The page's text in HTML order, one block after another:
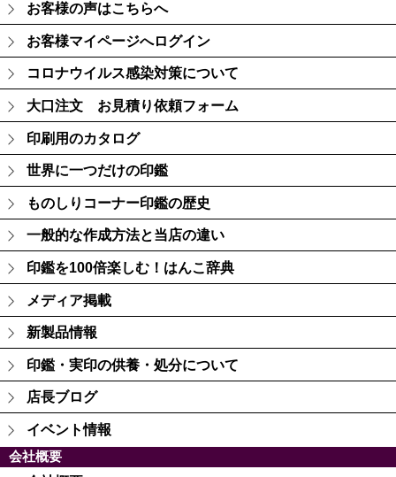
お客様の声はこちらへ
お客様マイページへログイン
コロナウイルス感染対策について
大口注文 お見積り依頼フォーム
印刷用のカタログ
世界に一つだけの印鑑
ものしりコーナー印鑑の歴史
一般的な作成方法と当店の違い
印鑑を100倍楽しむ！はんこ辞典
メディア掲載
新製品情報
印鑑・実印の供養・処分について
店長ブログ
イベント情報
会社概要